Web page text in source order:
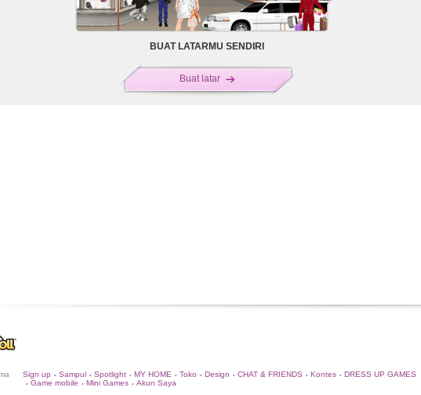
BUAT LATARMU SENDIRI
Buat latar
Sign up • Sampul • Spotlight • MY HOME • Toko • Design • CHAT & FRIENDS • Kontes • DRESS UP GAMES
• Game mobile • Mini Games • Akun Saya